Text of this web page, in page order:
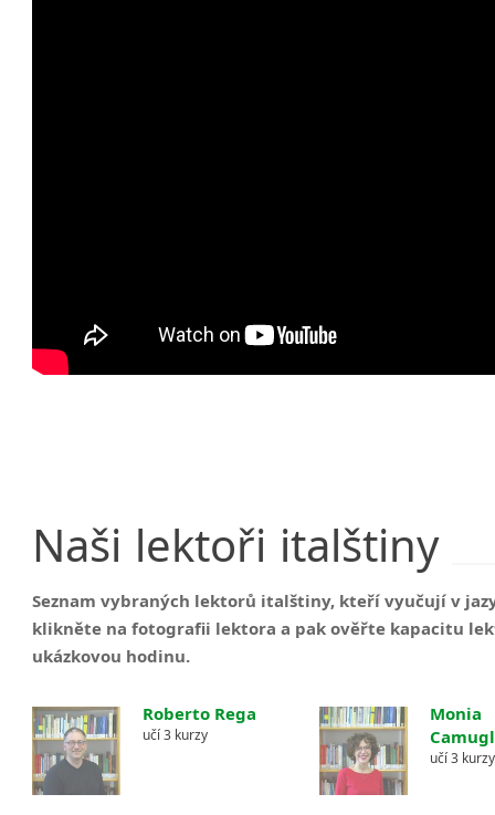
Naši lektoři italštiny
Seznam vybraných lektorů italštiny, kteří vyučují v
klikněte na fotografii lektora a pak ověřte kapacitu
ukázkovou hodinu.
Roberto Rega
učí 3 kurzy
Monia
učí 3 kurzy